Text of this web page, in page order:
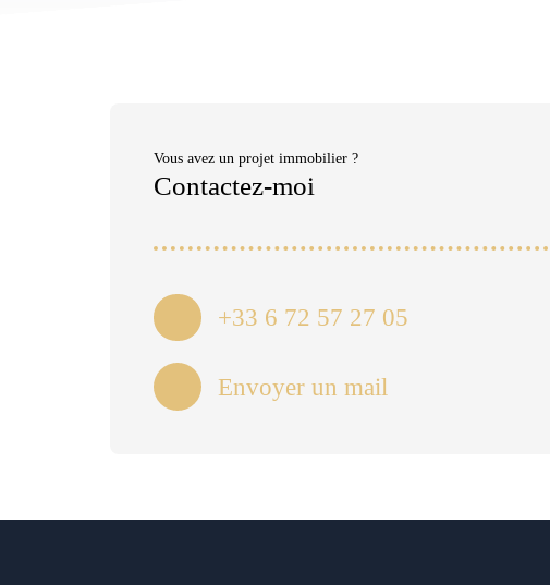
Vous avez un projet immobilier ?
Contactez-moi
+33 6 72 57 27 05
Envoyer un mail